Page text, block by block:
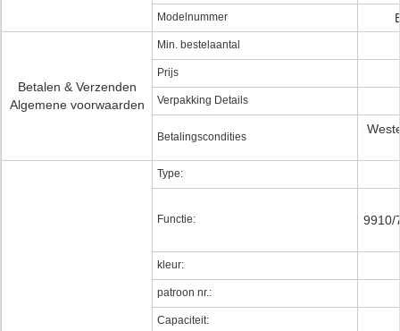
Modelnummer
Betalen & Verzenden
Algemene voorwaarden
Min. bestelaantal
Prijs
Verpakking Details
Betalingscondities
Type:
Functie: 9910/
kleur:
patroon nr.:
Capaciteit: